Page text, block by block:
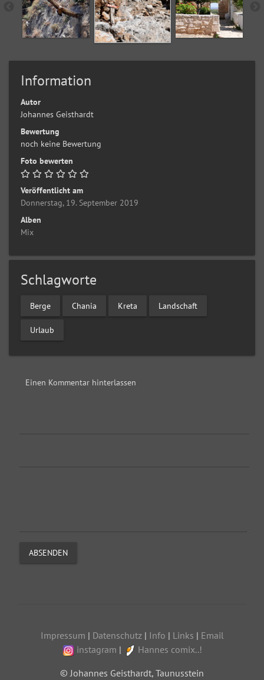
Information
Autor
Johannes Geisthardt
Bewertung
noch keine Bewertung
Foto bewerten
Veröffentlicht am
Donnerstag, 19. September 2019
Alben
Mix
Schlagworte
Berge Chania Kreta Landschaft
Urlaub
Einen Kommentar hinterlassen
ABSENDEN
Impressum | Datenschutz| Info | Links | Email
instagram |
Hannes comix..!
© Johannes Geisthardt, Taunusstein